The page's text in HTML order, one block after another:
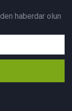
haberdar olun